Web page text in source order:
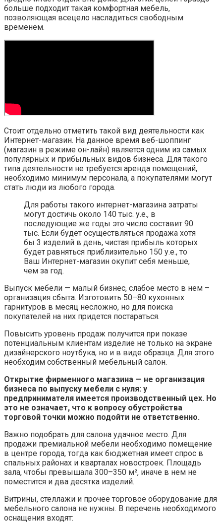
больше подходит такая комфортная мебель,
позволяющая всецело насладиться свободным
временем.
Стоит отдельно отметить такой вид деятельности как
Интернет-магазин. На данное время веб-шоппинг
(магазин в режиме он-лайн) является одним из самых
популярных и прибыльных видов бизнеса. Для такого
типа деятельности не требуется аренда помещений,
необходимо минимум персонала, а покупателями могут
стать люди из любого города.
Для работы такого интернет-магазина затраты
могут достичь около 140 тыс. у.е., в
последующие же годы это число составит 90
тыс. Если будет осуществляться продажа хотя
бы 3 изделий в день, чистая прибыль которых
будет равняться приблизительно 150 у.е., то
Ваш Интернет-магазин окупит себя меньше,
чем за год.
Выпуск мебели — малый бизнес, слабое место в нем –
организация сбыта. Изготовить 50–80 кухонных
гарнитуров в месяц несложно, но для поиска
покупателей на них придется постараться.
Повысить уровень продаж получится при показе
потенциальным клиентам изделие не только на экране
дизайнерского ноутбука, но и в виде образца. Для этого
необходим собственный мебельный салон.
Открытие фирменного магазина — не организация
бизнеса по выпуску мебели с нуля: у
предпринимателя имеется производственный цех. Но
это не означает, что к вопросу обустройства
торговой точки можно подойти не ответственно.
Важно подобрать для салона удачное место. Для
продажи премиальной мебели необходимо помещение
в центре города, тогда как бюджетная имеет спрос в
спальных районах и кварталах новостроек. Площадь
зала, чтобы превышала 300–350 м², иначе в нем не
поместится и два десятка изделий.
Витрины, стеллажи и прочее торговое оборудование для
мебельного салона не нужны. В перечень необходимого
оснащения входят: